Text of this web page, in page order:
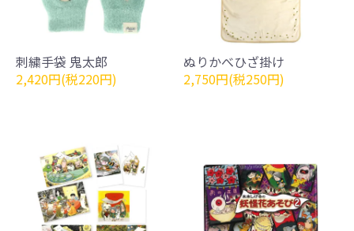
刺繍手袋 鬼太郎
2,420円(税220円)
ぬりかべひざ掛け
2,750円(税250円)